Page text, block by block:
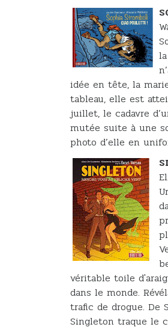
idée en tête, la
tableau, elle est
juillet, le cadavre
mutée suite à une
photo d’elle en
véritable toile
dans le monde.
trafic de drogue. De
Singleton traque le